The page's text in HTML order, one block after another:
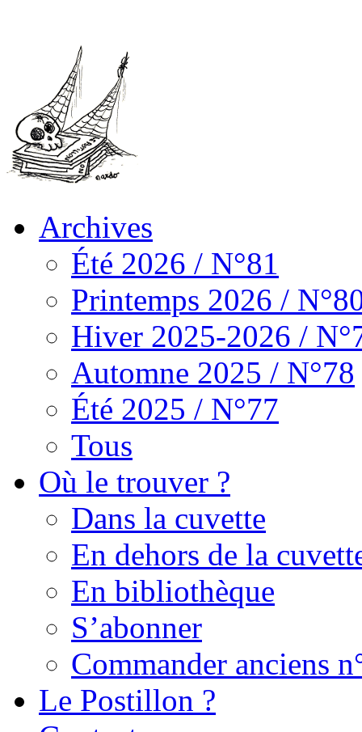
Archives
Été 2026 / N°81
Printemps 2026 /
Hiver 2025-2026 /
Automne 2025 / N°78
Été 2025 / N°77
Tous
Où le trouver ?
Dans la cuvette
En dehors de la
En bibliothèque
S’abonner
Commander anciens
Le Postillon ?